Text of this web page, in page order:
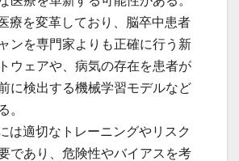
療を変革しており、脳卒中患者
ンを専門家よりも正確に行う新
ウェアや、病気の存在を患者が
に検出する機械学習モデルなど
。
は適切なトレーニングやリスク
であり、危険性やバイアスを考